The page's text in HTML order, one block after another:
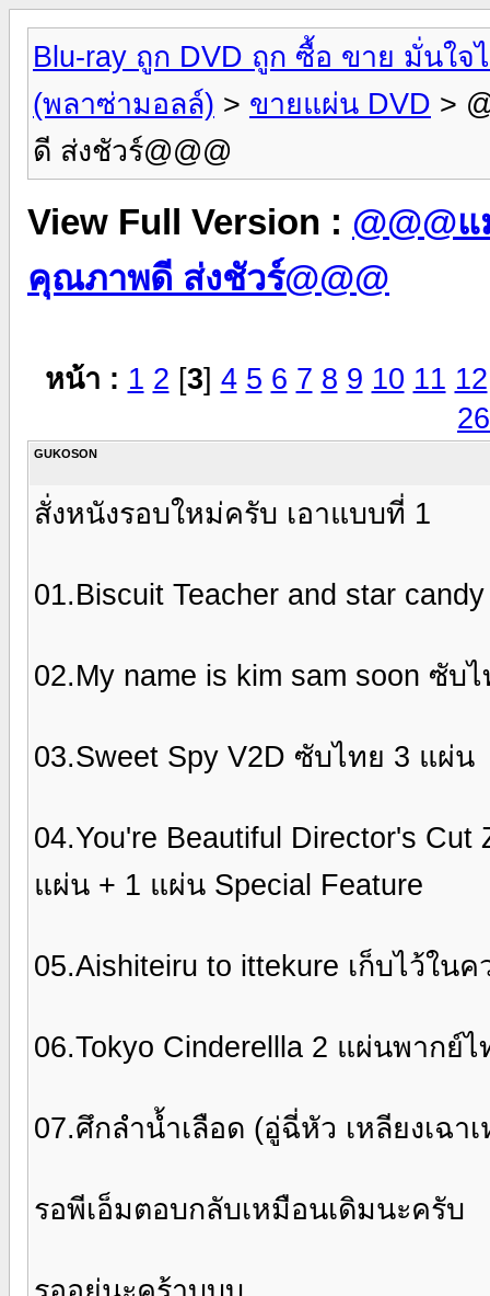
Blu-ray ถูก DVD ถูก ซื้อ ขาย มั่นใจ
(พลาซ่ามอลล์) > ขายแผ่น DVD >
ดี ส่งชัวร์@@@
View Full Version : @@@
คุณภาพดี ส่งชัวร์@@@
หน้า : 1 2 [3] 4 5 6 7 8 9 10 11 12
26
GUKOSON
สั่งหนังรอบใหม่ครับ เอาแบบที่ 1
01.Biscuit Teacher and star
02.My name is kim sam soon ซับ
03.Sweet Spy V2D ซับไทย 3 แผ่น
04.You're Beautiful Director's
แผ่น + 1 แผ่น Special Feature
05.Aishiteiru to ittekure เก็บไว้ใน
06.Tokyo Cinderellla 2 แผ่นพากย์ไ
07.ศึกลำน้ำเลือด (อู่ฉี่หัว เหลียงเฉา
รอพีเอ็มตอบกลับเหมือนเดิมนะครับ